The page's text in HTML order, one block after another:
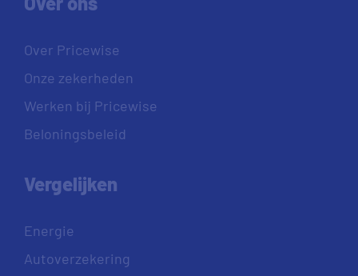
Over Pricewise
Onze zekerheden
Werken bij Pricewise
Beloningsbeleid
Vergelijken
Energie
Autoverzekering